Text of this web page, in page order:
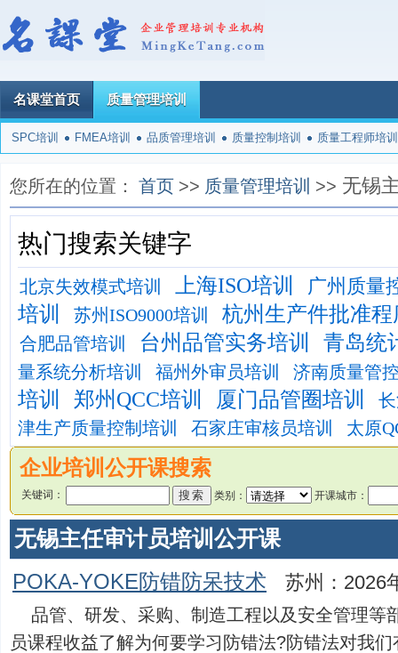
名课堂首页 质量管理培训
SPC培训 FMEA培训 品质管理培训 质量控制培训 质量工程师培训
您所在的位置： 首页 >> 质量管理培训 >> 无锡
热门搜索关键字
北京失效模式培训 上海ISO培训 广州质量
培训 苏州ISO9000培训 杭州生产件批准程
合肥品管培训 台州品管实务培训 青岛统
量系统分析培训 福州外审员培训 济南质量管
培训 郑州QCC培训 厦门品管圈培训
津生产质量控制培训
石家庄审核员培训 太原
企业培训公开课搜索
关键词： 类别： 开课城市：
无锡主任审计员培训公开课
POKA-YOKE防错防呆技术 苏州：2026
品管、研发、采购、制造工程以及安全管理等
员课程收益了解为何要学习防错法?防错法对我